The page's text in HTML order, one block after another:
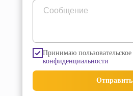
Принимаю пользовательское
конфиденциальности
Отправить